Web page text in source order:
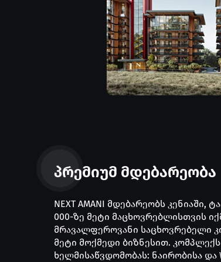
პრემიუმ მდებარეობა
NEXT AMANI მდებარეობს
000-ზე მეტი მაცხოვრებლისთვის
მრავალფეროვანი საცხოვრებელი
მეტი მოქმედი ბიზნესით.
ხელმისაწვდომობას: ნაირობისა და